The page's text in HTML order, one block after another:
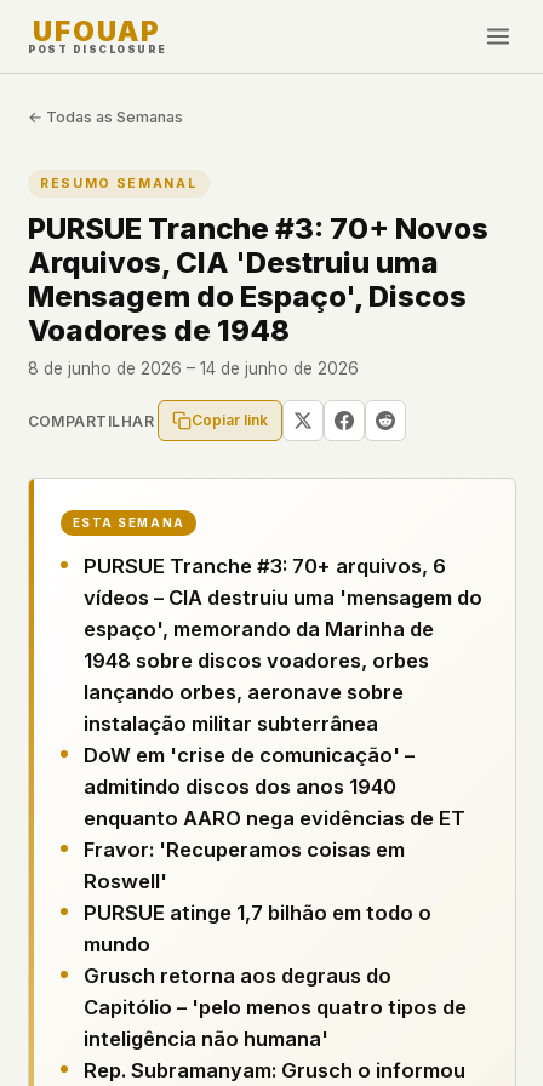
UFOUAP
POST DISCLOSURE
INVESTIGATE
All Articles
Topics & Tags
U.S. Govt Feed
NEWS
Esta Semana
Novidades
PEOPLE
Politicians
Enviar um Relatório
English Español
Français
Português
WHAT WE DON'T USE
✕Google Analytics
Facebook Pixel
✕Cookies
✕External fonts or CDNs
✕Ad networks
✕User accounts
This is a static website. Every page is a plain
HTML file served directly from our server. When
you read an article, no server-side code
executes. No database query fires. No profile is
built. No session is created.
Even our search runs entirely in your browser.
Our fonts are self-hosted. Nothing is loaded from
Google, Facebook, Amazon, Cloudflare, or any
other third party. When you visit UFOUAP, the
only server that knows is ours.
If you submit a sighting report, we receive
exactly what you type – nothing else. No IP
address, no device info, no metadata.
We have no idea how many people read this
site. We don't know which articles are popular.
We can't tell where our readers come from,
← Todas as Semanas
RESUMO SEMANAL
PURSUE Tranche #3: 70+ Novos
Arquivos, CIA 'Destruiu uma
Mensagem do Espaço', Discos
Voadores de 1948
8 de junho de 2026 – 14 de junho de 2026
COMPARTILHAR Copiar link
ESTA SEMANA
PURSUE Tranche #3: 70+ arquivos, 6
vídeos – CIA destruiu uma 'mensagem do
espaço', memorando da Marinha de
1948 sobre discos voadores, orbes
lançando orbes, aeronave sobre
instalação militar subterrânea
DoW em 'crise de comunicação' –
admitindo discos dos anos 1940
enquanto AARO nega evidências de ET
Fravor: 'Recuperamos coisas em
Roswell'
PURSUE atinge 1,7 bilhão em todo o
mundo
Grusch retorna aos degraus do
Capitólio – 'pelo menos quatro tipos de
inteligência não humana'
Rep. Subramanyam: Grusch o informou